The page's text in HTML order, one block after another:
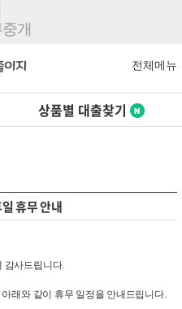
개
전체메뉴
상품별 대출찾기
휴무 안내
감사드립니다.
래와 같이 휴무 일정을 안내드립니다.